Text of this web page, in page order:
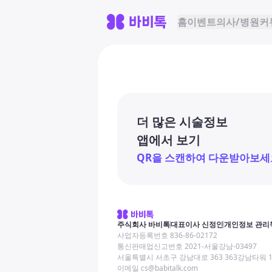
홈이벤트의사/병원커
더 많은 시술정보
앱에서 보기
QR을 스캔하여 다운받아보세
주식회사 바비톡대표이사 신정인개인정보 관리
사업자등록번호 836-86-02172
통신판매업신고번호 2021-서울강남-03497
서울특별시 서초구 강남대로 363 363강남타워
이메일 cs@babitalk.com